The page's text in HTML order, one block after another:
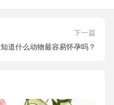
下一篇
道什么动物最容易怀孕吗？